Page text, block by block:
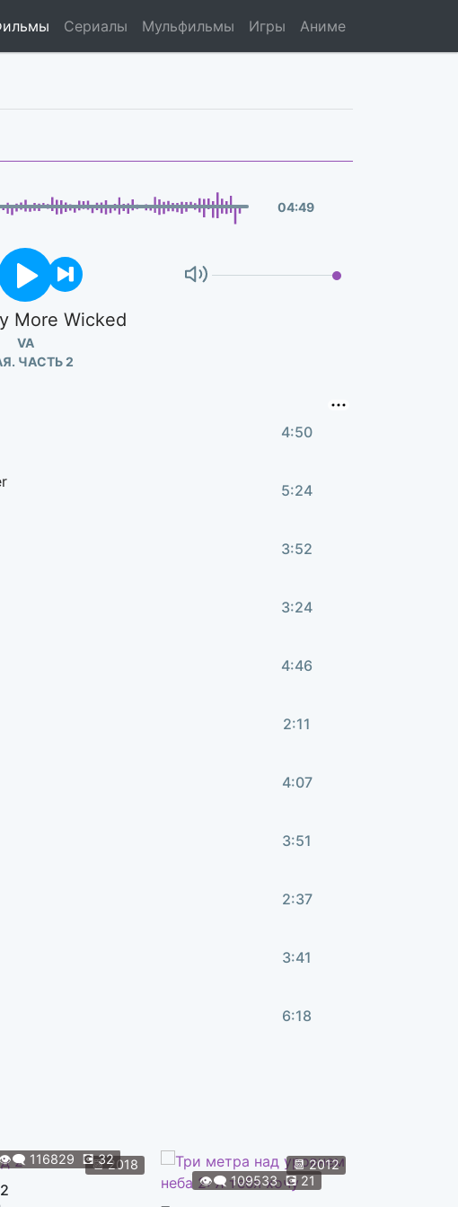
Сериалы Мульфильмы Игры Аниме
04:49
More Wicked
VA
ЧАСТЬ 2
4:50
5:24
3:52
3:24
4:46
2:11
4:07
3:51
2:37
3:41
6:18
📆2018
116829 💽32 📆2012
👁️‍🗨️ 109533 💽21